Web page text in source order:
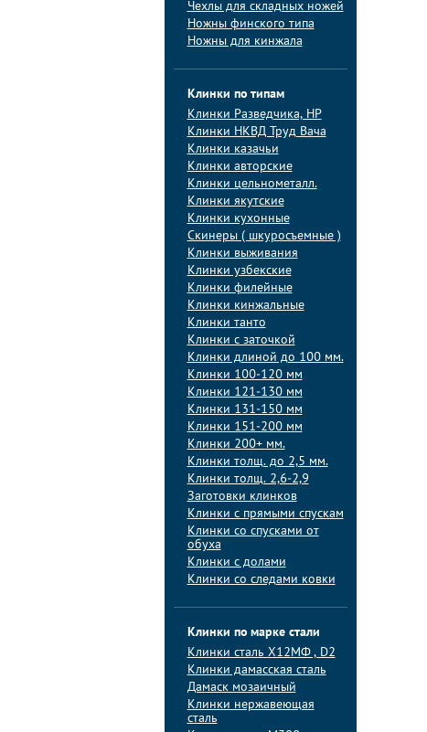
Чехлы для складных ножей
Ножны финского типа
Ножны для кинжала
Клинки по типам
Клинки Pазведчика, НP
Клинки НКВД Труд Вача
Клинки казачьи
Клинки авторские
Клинки цельнометалл.
Клинки якутские
Клинки кухонные
Скинеры ( шкуросъемные )
Клинки выживания
Клинки узбекские
Клинки филейные
Клинки кинжальные
Клинки танто
Клинки с заточкой
Клинки длиной до 100 мм.
Клинки 100-120 мм
Клинки 121-130 мм
Клинки 131-150 мм
Клинки 151-200 мм
Клинки 200+ мм.
Клинки толщ. до 2,5 мм.
Клинки толщ. 2,6-2,9
Заготовки клинков
Клинки с прямыми спускам
Клинки со спусками от
обуха
Клинки с долами
Клинки со следами ковки
Клинки по марке стали
Клинки сталь Х12МФ , D2
Клинки дамасская сталь
Дамаск мозаичный
Клинки нержавеющая
сталь